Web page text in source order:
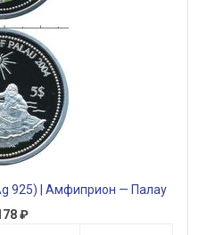
925) | Амфиприон — Палау
₽